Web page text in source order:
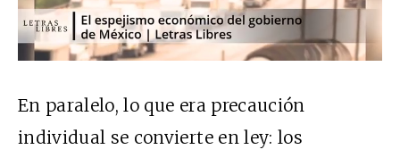
En paralelo, lo que era precaución
individual se convierte en ley: los